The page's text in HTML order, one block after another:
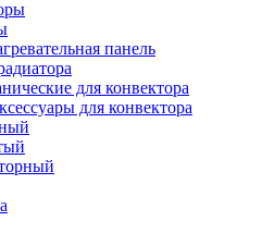
панель
для конвектора
для конвектора